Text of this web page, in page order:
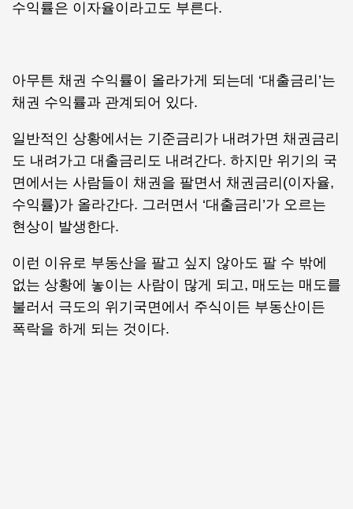
수익률은 이자율이라고도 부른다.
아무튼 채권 수익률이 올라가게 되는데 ‘대출금리’는
채권 수익률과 관계되어 있다.
일반적인 상황에서는 기준금리가 내려가면 채권금리
도 내려가고 대출금리도 내려간다. 하지만 위기의 국
면에서는 사람들이 채권을 팔면서 채권금리(이자율,
수익률)가 올라간다. 그러면서 ‘대출금리’가 오르는
현상이 발생한다.
이런 이유로 부동산을 팔고 싶지 않아도 팔 수 밖에
없는 상황에 놓이는 사람이 많게 되고, 매도는 매도를
불러서 극도의 위기국면에서 주식이든 부동산이든
폭락을 하게 되는 것이다.